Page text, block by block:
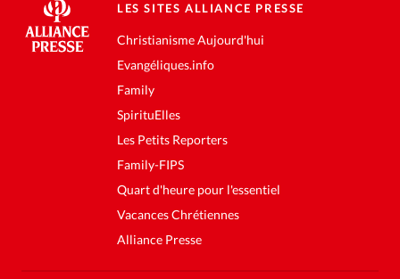
LES SITES ALLIANCE PRESSE
Christianisme Aujourd'hui
Evangéliques.info
Family
SpirituElles
Les Petits Reporters
Family-FIPS
Quart d'heure pour l'essentiel
Vacances Chrétiennes
Alliance Presse